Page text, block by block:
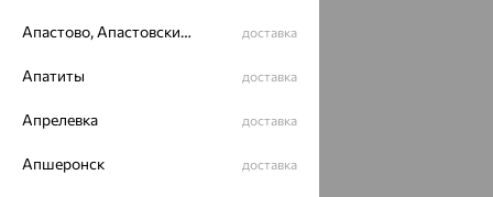
Идеальный комплект
64%
Апастово, Апастовский район доставка
Апатиты доставка
Апрелевка доставка
Апшеронск доставка